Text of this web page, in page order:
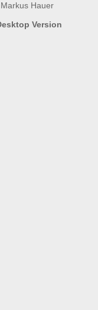
Hauer
Version